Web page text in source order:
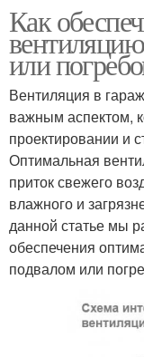
Как
или
Вентиляция в
важным аспектом,
проектировании и
Оптимальная
приток свежего
влажного и
данной статье мы
обеспечения
подвалом или